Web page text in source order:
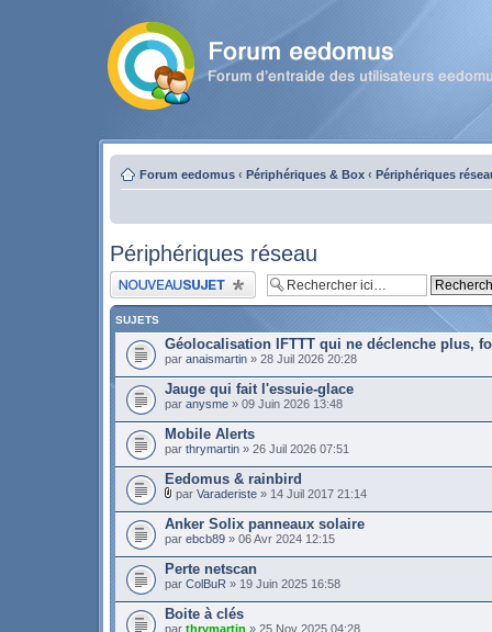
Forum eedomus ‹ Périphériques & Box ‹ Périphériques
Périphériques réseau
Publier un nouveau sujet
SUJETS
Géolocalisation IFTTT qui ne déclenche plus,
par anaismartin » 28 Juil 2026 20:28
Jauge qui fait l'essuie-glace
par anysme » 09 Juin 2026 13:48
Mobile Alerts
par thrymartin » 26 Juil 2026 07:51
Eedomus & rainbird
par Varaderiste » 14 Juil 2017 21:14
Anker Solix panneaux solaire
par ebcb89 » 06 Avr 2024 12:15
Perte netscan
par ColBuR » 19 Juin 2025 16:58
Boite à clés
par thrymartin » 25 Nov 2025 04:28